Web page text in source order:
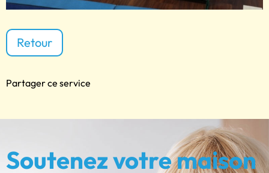
Retour
Partager ce service
Soutenez votre maison